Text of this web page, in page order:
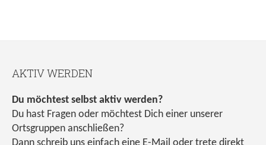
AKTIV WERDEN
Du möchtest selbst aktiv werden?
Du hast Fragen oder möchtest Dich einer unserer
Ortsgruppen anschließen?